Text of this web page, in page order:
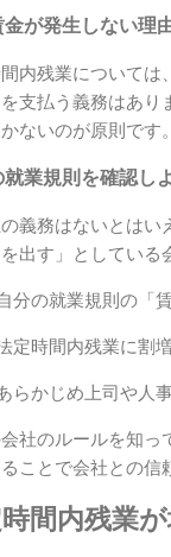
が発生しない理
内残業については
支払う義務はあり
ないのが原則です。
業規則を確認し
義務はないとはい
出す」としている
分の就業規則の「
定時間内残業に割
らかじめ上司や人
社のルールを知っ
ことで会社との信
間内残業